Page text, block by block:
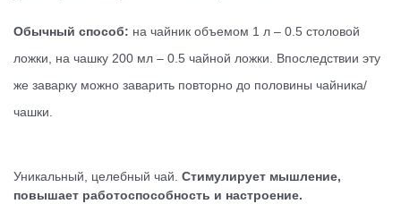
Обычный способ: на чайник объемом 1 л – 0.5 столовой
ложки, на чашку 200 мл – 0.5 чайной ложки. Впоследствии эту
же заварку можно заварить повторно до половины чайника/
чашки.
Уникальный, целебный чай. Стимулирует мышление,
повышает работоспособность и настроение.